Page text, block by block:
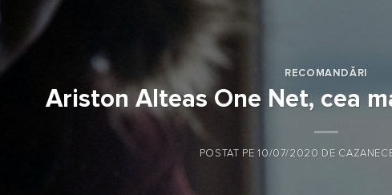
RECOMANDĂRI
Ariston Alteas One Net, cea
POSTAT PE10/07/2020 DE